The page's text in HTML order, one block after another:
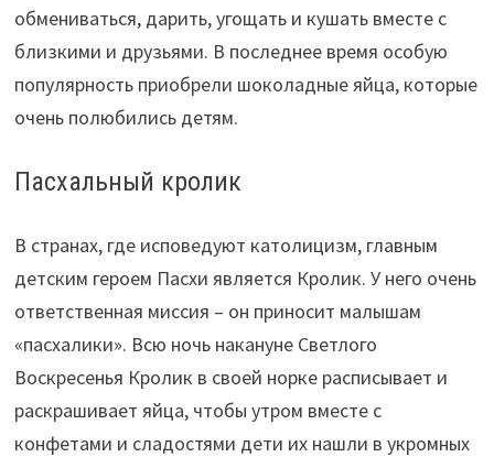
обмениваться, дарить, угощать и кушать вместе с
близкими и друзьями. В последнее время особую
популярность приобрели шоколадные яйца, которые
очень полюбились детям.
Пасхальный кролик
В странах, где исповедуют католицизм, главным
детским героем Пасхи является Кролик. У него очень
ответственная миссия – он приносит малышам
«пасхалики». Всю ночь накануне Светлого
Воскресенья Кролик в своей норке расписывает и
раскрашивает яйца, чтобы утром вместе с
конфетами и сладостями дети их нашли в укромных